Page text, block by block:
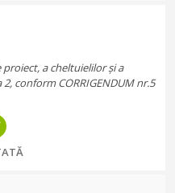
a cheltuielilor și a
conform CORRIGENDUM nr.5